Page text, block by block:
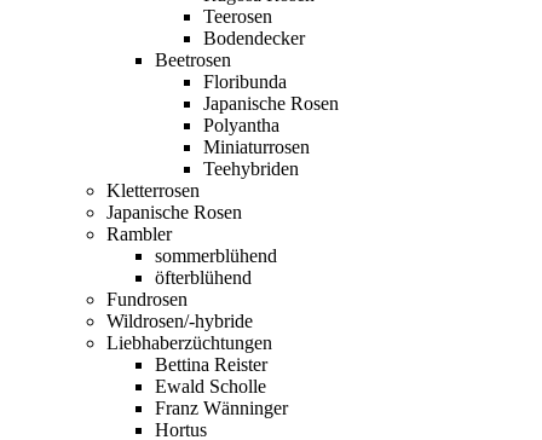
Teerosen
Bodendecker
Beetrosen
Floribunda
Japanische Rosen
Polyantha
Miniaturrosen
Teehybriden
Kletterrosen
Japanische Rosen
Rambler
sommerblühend
öfterblühend
Fundrosen
Wildrosen/-hybride
Liebhaberzüchtungen
Bettina Reister
Ewald Scholle
Franz Wänninger
Hortus